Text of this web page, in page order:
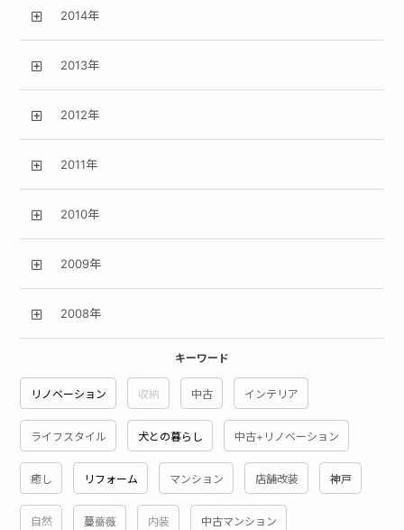
2014年
2013年
2012年
2011年
2010年
2009年
2008年
キーワード
リノベーション 収納 中古 インテリア
ライフスタイル 犬との暮らし 中古+リノベーション
癒し リフォーム マンション 店舗改装 神戸
自然 蔓薔薇 内装 中古マンション